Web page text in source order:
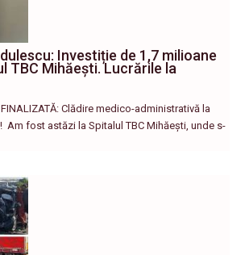
Investiție de 1,7 milioane
TBC Mihăești. Lucrările la
FINALIZATĂ: Clădire medico-administrativă la
Am fost astăzi la Spitalul TBC Mihăești, unde s-